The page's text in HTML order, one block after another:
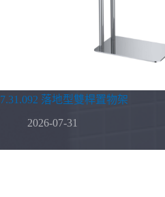
7.31.092 落地型雙桿置物架
2026-07-31